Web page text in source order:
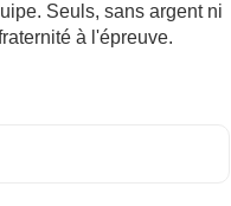
Seuls, sans argent ni
à l'épreuve.